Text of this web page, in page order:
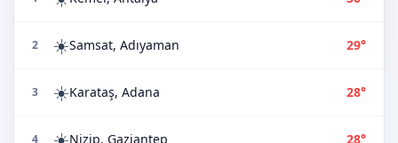
2 ☀️Samsat, Adıyaman 29°
3 ☀️Karataş, Adana 28°
4 Nizip, Gaziantep 28°